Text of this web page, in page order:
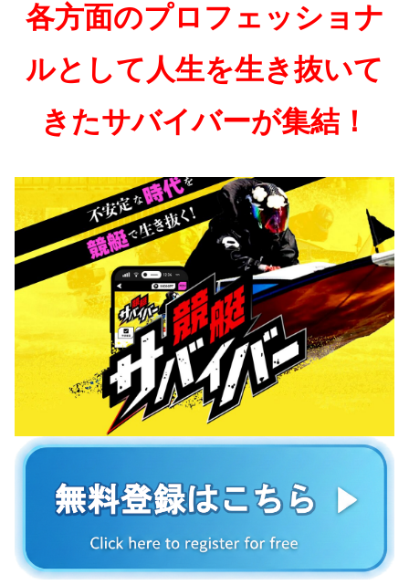
各方面のプロフェッショナ
ルとして人生を生き抜いて
きたサバイバーが集結！